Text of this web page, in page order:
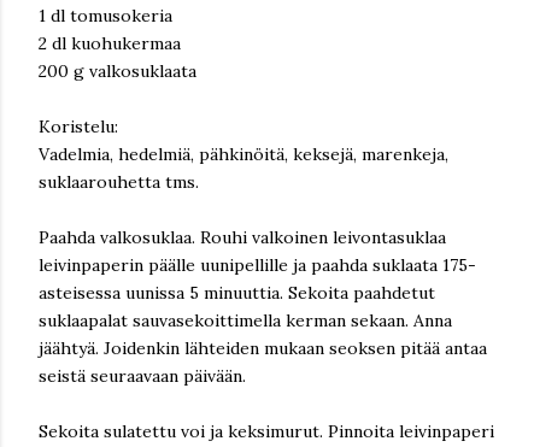
1 dl tomusokeria
2 dl kuohukermaa
200 g valkosuklaata
Koristelu:
Vadelmia, hedelmiä, pähkinöitä, keksejä, marenkeja,
suklaarouhetta tms.
Paahda valkosuklaa. Rouhi valkoinen leivontasuklaa
leivinpaperin päälle uunipellille ja paahda suklaata 175-
asteisessa uunissa 5 minuuttia. Sekoita paahdetut
suklaapalat sauvasekoittimella kerman sekaan. Anna
jäähtyä. Joidenkin lähteiden mukaan seoksen pitää antaa
seistä seuraavaan päivään.
Sekoita sulatettu voi ja keksimurut. Pinnoita leivinpaperi